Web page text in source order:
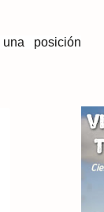
posición